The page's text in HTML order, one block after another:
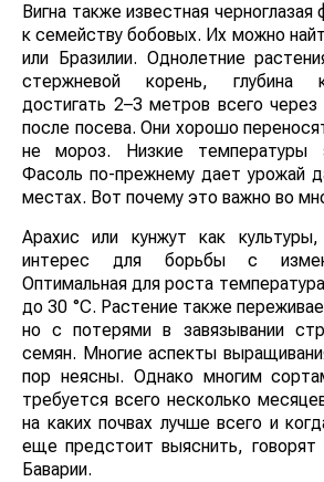
Вигна также известная
к семейству бобовых. Их можно
или Бразилии. Однолетние
стержневой корень, глубина
достигать 2–3 метров всего через
после посева. Они хорошо
не мороз. Низкие температуры
Фасоль по-прежнему дает урожай
местах. Вот почему это важно во
Арахис или кунжут как
интерес для борьбы с
Оптимальная для роста
до 30 °C. Растение также
но с потерями в завязывании
семян. Многие аспекты
пор неясны. Однако многим
требуется всего несколько
на каких почвах лучше всего и
еще предстоит выяснить, говорят
Баварии.